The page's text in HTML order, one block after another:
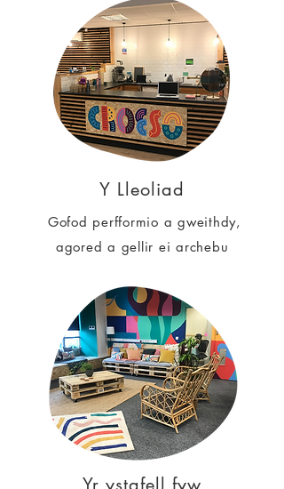
Y Lleoliad
Gofod perfformio a gweithdy,
agored a gellir ei archebu